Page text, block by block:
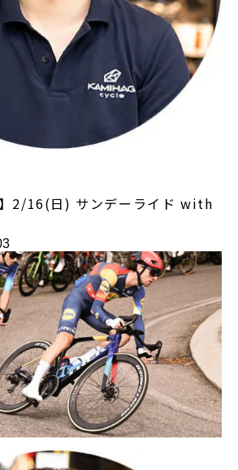
2/16(日) サンデーライド with